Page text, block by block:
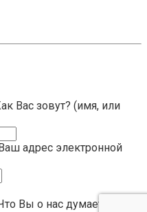
Вас зовут? (имя, или
адрес электронной
Вы о нас думаете?